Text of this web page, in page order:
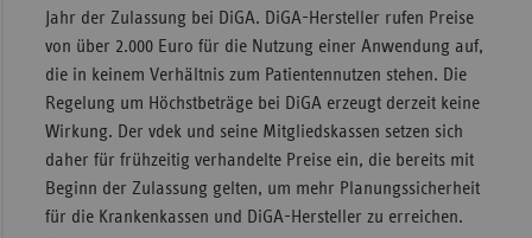
Jahr der Zulassung bei DiGA. DiGA-Hersteller rufen Preise
von über 2.000 Euro für die Nutzung einer Anwendung auf,
die in keinem Verhältnis zum Patientennutzen stehen. Die
Regelung um Höchstbeträge bei DiGA erzeugt derzeit keine
Wirkung. Der vdek und seine Mitgliedskassen setzen sich
daher für frühzeitig verhandelte Preise ein, die bereits mit
Beginn der Zulassung gelten, um mehr Planungssicherheit
für die Krankenkassen und DiGA-Hersteller zu erreichen.